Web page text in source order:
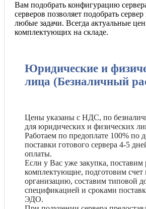
Вам подобрать конфигурацию
серверов позволяет подобрать
любые задачи. Всегда актуальные
комплектующих на складе.
Юридические и
лица (Безналичный
Цены указаны с НДС, по
для юридических и физических
Работаем по предоплате 100% по
поставки готового сервера 4-5
оплаты.
Если у Вас уже закупка, поставим
комплектующие, подготовим
организацию, составим типовой
спецификацией и сроками
ЭДО.